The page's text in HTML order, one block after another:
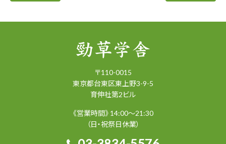
〒110-0015
東京都台東区東上野3-9-5
育伸社第2ビル
《営業時間》 14:00～21:30
（日・祝祭日休業）